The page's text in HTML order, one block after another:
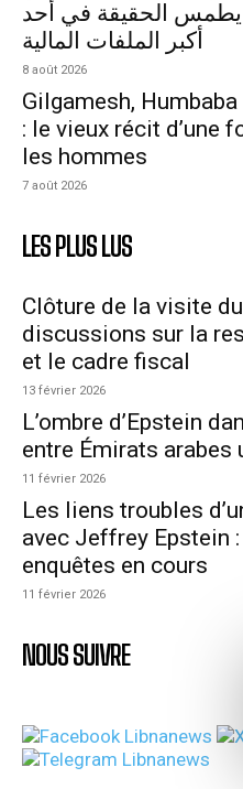
يطمس الحقيقة في أحد
أكبر الملفات المالية
8 août 2026
Gilgamesh,
: le vieux récit d’une
les hommes
7 août 2026
LES PLUS LUS
Clôture de la visite
discussions sur la
et le cadre fiscal
13 février 2026
L’ombre d’Epstein
entre Émirats arabes
11 février 2026
Les liens troubles
avec Jeffrey Epstein
enquêtes en cours
11 février 2026
NOUS SUIVRE